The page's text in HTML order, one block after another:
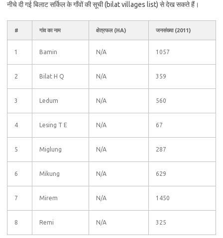
नीचे दी गई बिलाट सर्किल के गाँवों की सूची (bilat villages list) से देख सकते हैं।
# गांव का नाम क्षेत्रफल (HA) जनसंख्या (2011)
1 Bamin N/A 1057
2 Bilat H Q N/A 359
3 Ledum N/A 560
4 Lesing T E N/A 67
5 Miglung N/A 287
6 Mikung N/A 629
7 Mirem N/A 1450
8 Remi N/A 325